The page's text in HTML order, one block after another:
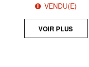
VENDU(E)
VOIR PLUS